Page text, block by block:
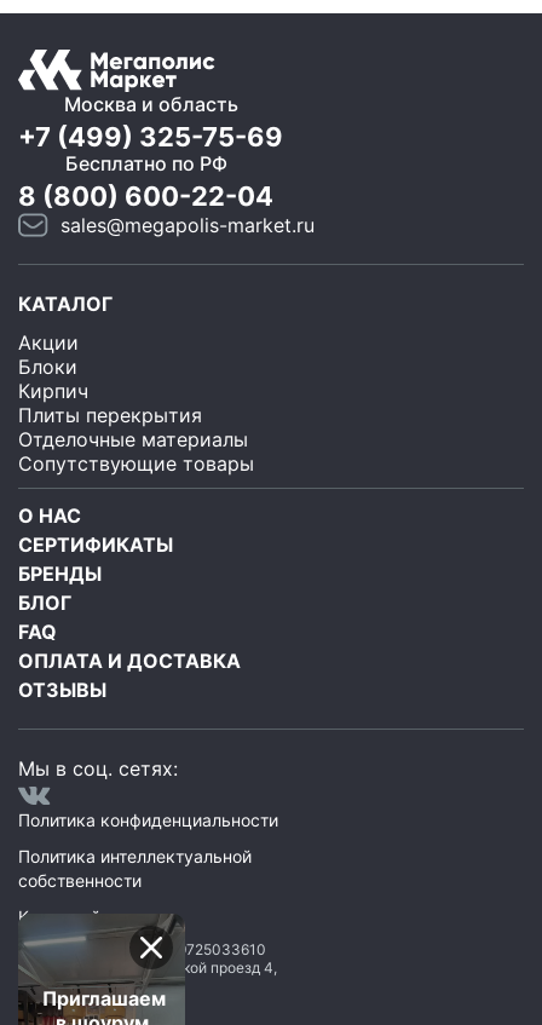
Москва и область
+7 (499) 325-75-69
Бесплатно по РФ
8 (800) 600-22-04
sales@megapolis-market.ru
КАТАЛОГ
Акции
Блоки
Кирпич
Плиты перекрытия
Отделочные материалы
Сопутствующие товары
О НАС
СЕРТИФИКАТЫ
БРЕНДЫ
БЛОГ
FAQ
ОПЛАТА И ДОСТАВКА
ОТЗЫВЫ
Мы в соц. сетях:
Политика конфиденциальности
Политика интеллектуальной
собственности
Карта сайта
ООО Мегаполис ИНН: 9725033610
119071
2 Донской проезд 4,
строение 1, пом. 435
Приглашаем